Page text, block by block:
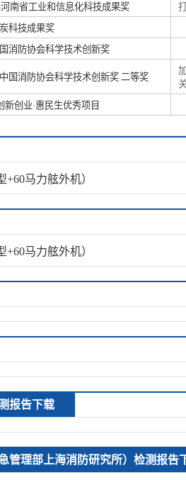
南省工业和信息化科技成果奖
科技成果奖
消防协会科学技术创新奖
国消防协会科学技术创新奖 二等奖
新创业·惠民生优秀项目
马力舷外机）
马力舷外机）
报告下载
管理部上海消防研究所）检测报告